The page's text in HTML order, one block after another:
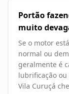
Portão
muito
Se o motor
normal ou
geralmente é
lubrificação
Vila Curuçá